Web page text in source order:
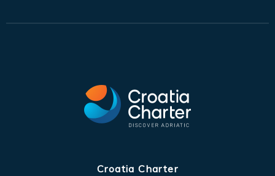
Croatia Charter